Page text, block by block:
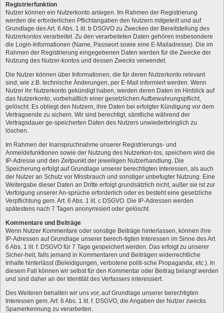
Registrierfunktion
Nutzer können ein Nutzerkonto anlegen. Im Rahmen der Registrierung
werden die erforderlichen Pflichtangaben den Nutzern mitgeteilt und auf
Grundlage des Art. 6 Abs. 1 lit. b DSGVO zu Zwecken der Bereitstellung des
Nutzerkontos verarbeitet. Zu den verarbeiteten Daten gehören insbesondere
die Login-Informationen (Name, Passwort sowie eine E-Mailadresse). Die im
Rahmen der Registrierung eingegebenen Daten werden für die Zwecke der
Nutzung des Nutzer-kontos und dessen Zwecks verwendet.
Die Nutzer können über Informationen, die für deren Nutzerkonto relevant
sind, wie z.B. technische Änderungen, per E-Mail informiert werden. Wenn
Nutzer ihr Nutzerkonto gekündigt haben, werden deren Daten im Hinblick auf
das Nutzerkonto, vorbehaltlich einer gesetzlichen Aufbewahrungspflicht,
gelöscht. Es obliegt den Nutzern, ihre Daten bei erfolgter Kündigung vor dem
Vertragsende zu sichern. Wir sind berechtigt, sämtliche während der
Vertragsdauer ge-speicherten Daten des Nutzers unwiederbringlich zu
löschen.
Im Rahmen der Inanspruchnahme unserer Registrierungs- und
Anmeldefunktionen sowie der Nutzung des Nutzerkon-tos, speichern wird die
IP-Adresse und den Zeitpunkt der jeweiligen Nutzerhandlung. Die
Speicherung erfolgt auf Grundlage unserer berechtigten Interessen, als auch
der Nutzer an Schutz vor Missbrauch und sonstiger unbefugter Nutzung. Eine
Weitergabe dieser Daten an Dritte erfolgt grundsätzlich nicht, außer sie ist zur
Verfolgung unserer An-sprüche erforderlich oder es besteht eine gesetzliche
Verpflichtung gem. Art. 6 Abs. 1 lit. c DSGVO. Die IP-Adressen werden
spätestens nach 7 Tagen anonymisiert oder gelöscht.
Kommentare und Beiträge
Wenn Nutzer Kommentare oder sonstige Beiträge hinterlassen, können ihre
IP-Adressen auf Grundlage unserer berech-tigten Interessen im Sinne des Art.
6 Abs. 1 lit. f. DSGVO für 7 Tage gespeichert werden. Das erfolgt zu unserer
Sicher-heit, falls jemand in Kommentaren und Beiträgen widerrechtliche
Inhalte hinterlässt (Beleidigungen, verbotene politi-sche Propaganda, etc.). In
diesem Fall können wir selbst für den Kommentar oder Beitrag belangt werden
und sind daher an der Identität des Verfassers interessiert.
Des Weiteren behalten wir uns vor, auf Grundlage unserer berechtigten
Interessen gem. Art. 6 Abs. 1 lit. f. DSGVO, die Angaben der Nutzer zwecks
Spamerkennung zu verarbeiten.